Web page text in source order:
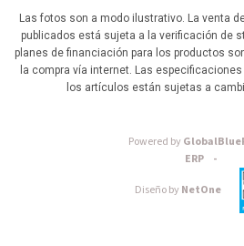
Las fotos son a modo ilustrativo. La venta
publicados está sujeta a la verificación de
planes de financiación para los productos
la compra vía internet. Las
los artículos están sujetas a
Powered by
ERP -
Diseño byNetOne